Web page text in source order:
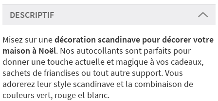
DESCRIPTIF
Misez sur unedécoration scandinave pour décorer votre
maison à Noël. Nos autocollants sont parfaits pour
donner une touche actuelle et magique à vos cadeaux,
sachets de friandises ou tout autre support. Vous
adorerez leur style scandinave et la combinaison de
couleurs vert, rouge et blanc.